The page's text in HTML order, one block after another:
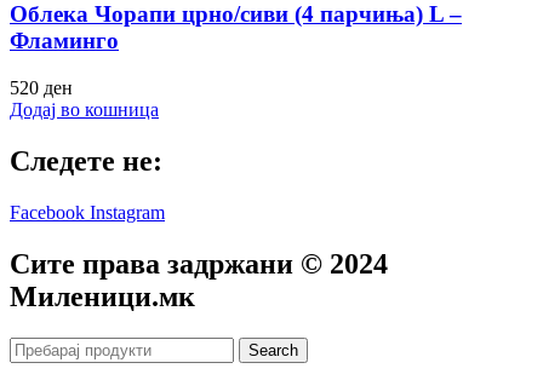
Облека Чорапи црно/сиви (4 парчиња) L –
Фламинго
520 ден
Додај во кошница
Следете не:
Facebook Instagram
Сите права задржани © 2024
Mиленици.мк
Search